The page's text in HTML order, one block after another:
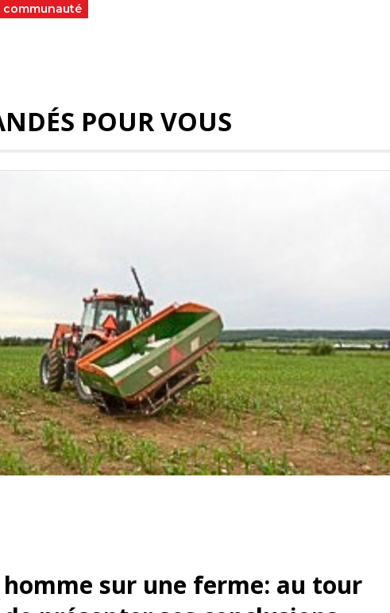
communauté
POUR VOUS
homme sur une ferme: au tour